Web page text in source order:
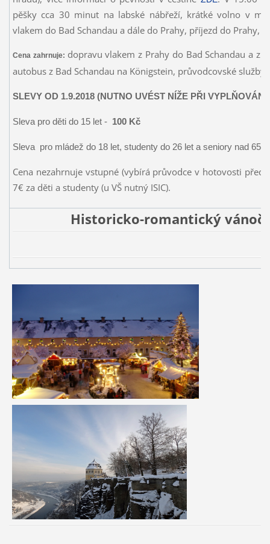
pěšky cca 30 minut na labské nábřeží, krátké volno v
vlakem do Bad Schandau a dále do Prahy, příjezd do Prahy,
Cena zahrnuje: dopravu vlakem z Prahy do Bad Schandau a z
autobus z Bad Schandau na Königstein, průvodcovské služby
SLEVY OD 1.9.2018 (NUTNO UVÉST NÍŽE PŘI VYPLŇOVÁNÍ
Sleva pro děti do 15 let -100 Kč
Sleva pro mládež do 18 let, studenty do 26 let a seniory nad 65
Cena nezahrnuje vstupné (vybírá průvodce v hotovosti
7€ za děti a studenty (u VŠ nutný ISIC).
Historicko-romantický